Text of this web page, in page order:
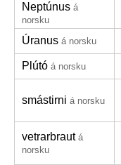
Neptúnus á
norsku
Úranus á norsku
Plútó á norsku
smástirni á norsku
vetrarbraut á
norsku